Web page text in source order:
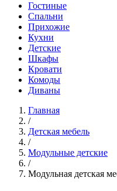
Гостиные
Спальни
Прихожие
Кухни
Детские
Шкафы
Кровати
Комоды
Диваны
Главная
/
Детская мебель
/
Модульные детские
/
Модульная детская